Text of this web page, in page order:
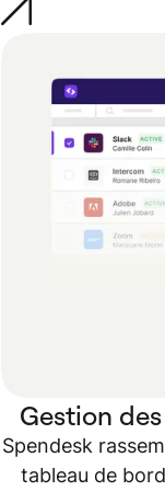
Gestion
Spendesk
tableau de